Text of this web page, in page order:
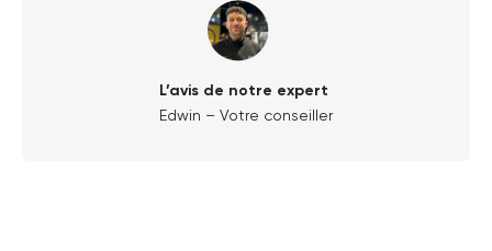
L’avis de notre expert
Edwin – Votre conseiller